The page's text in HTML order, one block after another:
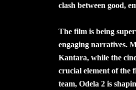
clash between good,
The film is being
engaging narratives.
Kantara, while the
crucial element of the
team, Odela 2 is